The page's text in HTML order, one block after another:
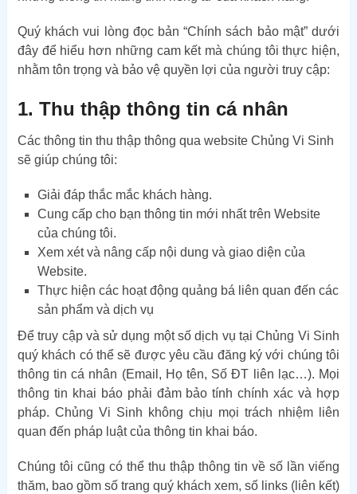
Quý khách vui lòng đọc bản “Chính sách bảo mật” dưới
đây để hiểu hơn những cam kết mà chúng tôi thực hiện,
nhằm tôn trọng và bảo vệ quyền lợi của người truy cập:
1. Thu thập thông tin cá nhân
Các thông tin thu thập thông qua website Chủng Vi Sinh
sẽ giúp chúng tôi:
Giải đáp thắc mắc khách hàng.
Cung cấp cho bạn thông tin mới nhất trên Website
của chúng tôi.
Xem xét và nâng cấp nội dung và giao diện của
Website.
Thực hiện các hoạt động quảng bá liên quan đến các
sản phẩm và dịch vụ
Để truy cập và sử dụng một số dịch vụ tại Chủng Vi Sinh
quý khách có thể sẽ được yêu cầu đăng ký với chúng tôi
thông tin cá nhân (Email, Họ tên, Số ĐT liên lạc…). Mọi
thông tin khai báo phải đảm bảo tính chính xác và hợp
pháp. Chủng Vi Sinh không chịu mọi trách nhiệm liên
quan đến pháp luật của thông tin khai báo.
Chúng tôi cũng có thể thu thập thông tin về số lần viếng
thăm, bao gồm số trang quý khách xem, số links (liên kết)